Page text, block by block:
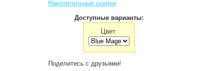
Накопительные скидки
Доступные варианты:
Цвет:
Поделитесь с друзьями!